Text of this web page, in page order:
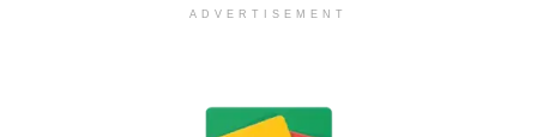
ADVERTISEMENT